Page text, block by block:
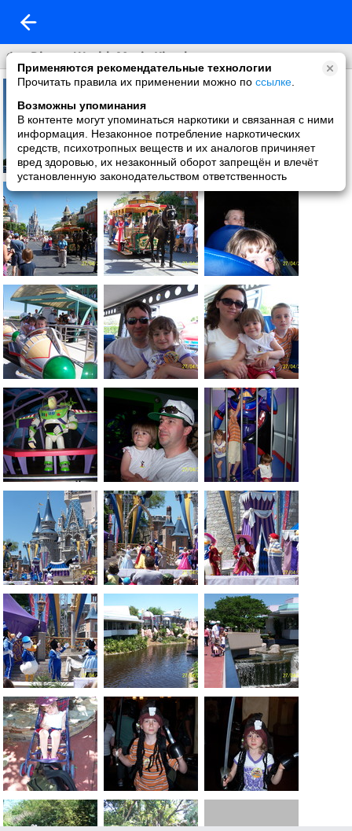
Применяются рекомендательные технологии
Прочитать правила их применении можно по ссылке
Возможны упоминания
В контенте могут упоминаться наркотики и связанная с ними
информация. Незаконное потребление наркотических
средств, психотропных веществ и их аналогов причиняет
вред здоровью, их незаконный оборот запрещён и влечёт
установленную законодательством ответственность
Фл. Disney World. Magic Kingdom